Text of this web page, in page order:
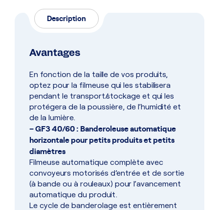
Description
Avantages
En fonction de la taille de vos produits,
optez pour la filmeuse qui les stabilisera
pendant le transport/stockage et qui les
protégera de la poussière, de l’humidité et
de la lumière.
– GF3 40/60 : Banderoleuse automatique
horizontale pour petits produits et petits
diamètres
Filmeuse automatique complète avec
convoyeurs motorisés d’entrée et de sortie
(à bande ou à rouleaux) pour l’avancement
automatique du produit.
Le cycle de banderolage est entièrement